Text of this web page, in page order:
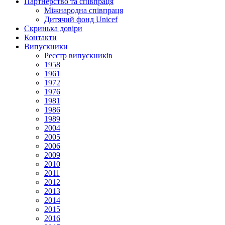
Міжнародна співпраця
Дитячий фонд Unicef
Скринька довіри
Контакти
Випускники
Реєстр випускників
1958
1961
1972
1976
1981
1986
1989
2004
2005
2006
2009
2010
2011
2012
2013
2014
2015
2016